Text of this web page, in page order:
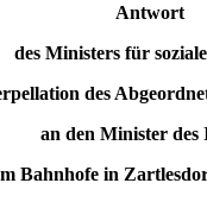
Antwort
des Ministers für
des
an den Minister des
Bahnhofe in